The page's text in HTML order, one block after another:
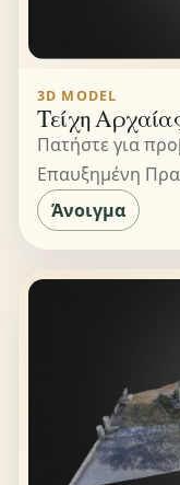
3D MODEL
Τείχη
Πατήστε για
Επαυξημένη
Άνοιγμα